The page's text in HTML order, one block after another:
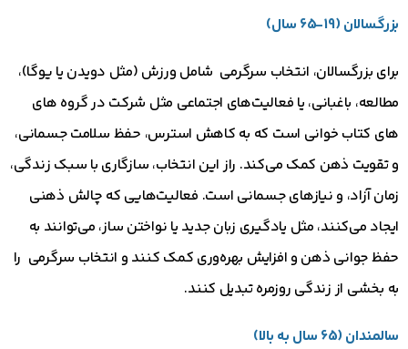
بزرگسالان (19-65 سال)
برای بزرگسالان، انتخاب سرگرمی شامل ورزش (مثل دویدن یا یوگا)،
مطالعه، باغبانی، یا فعالیت‌های اجتماعی مثل شرکت در گروه های
های کتاب خوانی است که به کاهش استرس، حفظ سلامت جسمانی،
و تقویت ذهن کمک می‌کند. راز این انتخاب، سازگاری با سبک زندگی،
زمان آزاد، و نیازهای جسمانی است. فعالیت‌هایی که چالش ذهنی
ایجاد می‌کنند، مثل یادگیری زبان جدید یا نواختن ساز، می‌توانند به
حفظ جوانی ذهن و افزایش بهره‌وری کمک کنند و انتخاب سرگرمی را
به بخشی از زندگی روزمره تبدیل کنند.
سالمندان (65 سال به بالا)